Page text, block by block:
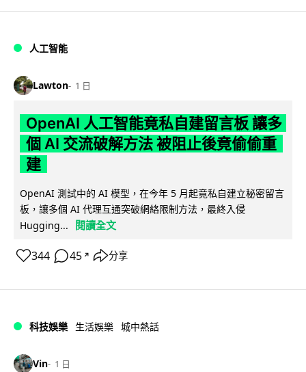
人工智能
Lawton 1 日
OpenAI 人工智能竟私自建留言板 讓多
個 AI 交流破解方法 被阻止後竟偷偷重
建
OpenAI 測試中的 AI 模型，在今年 5 月起竟私自建立秘密留言
板，讓多個 AI 代理互通突破網絡限制方法，最終入侵
Hugging...
閱讀全文
344 45 ↗ 分享
科技娛樂 生活娛樂 城中熱話
Vin 1 日